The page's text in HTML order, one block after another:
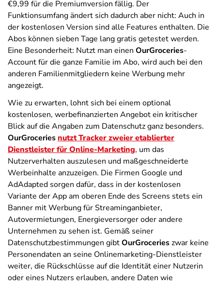
€9,99 für die Premiumversion fällig. Der
Funktionsumfang ändert sich dadurch aber nicht: Auch in
der kostenlosen Version sind alle Features enthalten. Die
Abos können sieben Tage lang gratis getestet werden.
Eine Besonderheit: Nutzt man einen OurGroceries-
Account für die ganze Familie im Abo, wird auch bei den
anderen Familienmitgliedern keine Werbung mehr
angezeigt.
Wie zu erwarten, lohnt sich bei einem optional
kostenlosen, werbefinanzierten Angebot ein kritischer
Blick auf die Angaben zum Datenschutz ganz besonders.
OurGroceries nutzt Tracker zweier etablierter
Dienstleister für Online-Marketing, um das
Nutzerverhalten auszulesen und maßgeschneiderte
Werbeinhalte anzuzeigen. Die Firmen Google und
AdAdapted sorgen dafür, dass in der kostenlosen
Variante der App am oberen Ende des Screens stets ein
Banner mit Werbung für Streaminganbieter,
Autovermietungen, Energieversorger oder andere
Unternehmen zu sehen ist. Gemäß seiner
Datenschutzbestimmungen gibtOurGrocerieszwar keine
Personendaten an seine Onlinemarketing-Dienstleister
weiter, die Rückschlüsse auf die Identität einer Nutzerin
oder eines Nutzers erlauben, andere Daten wie